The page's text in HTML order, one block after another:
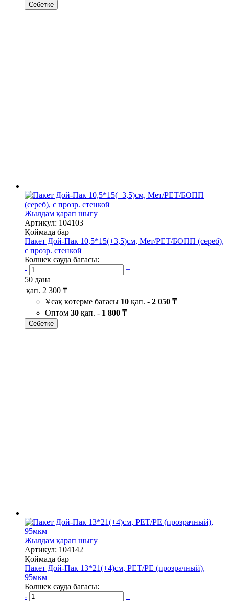
Себетке
Жылдам қарап шығу
Артикул: 104103
Қоймада бар
Пакет Дой-Пак 10,5*15(+3,5)см, Мет/PET/БОПП (сереб),
с прозр. стенкой
Бөлшек сауда бағасы:
-
+
50 дана
қап. 2 300 ₸
Ұсақ көтерме бағасы 10 қап. - 2 050 ₸
Оптом 30 қап. - 1 800 ₸
Себетке
Жылдам қарап шығу
Артикул: 104142
Қоймада бар
Пакет Дой-Пак 13*21(+4)см, PET/PE (прозрачный),
95мкм
Бөлшек сауда бағасы:
-
+